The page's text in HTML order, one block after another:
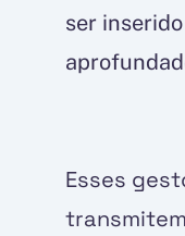
ser
Esses
transmitem